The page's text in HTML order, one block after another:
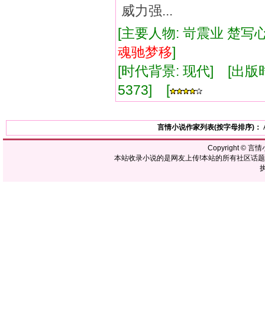
威力强...
[主要人物: 岢震业 楚
魂驰梦移]
[时代背景: 现代] [出
5373] [
言情小说作家列表(按字母排序)：
Copyright © 言情
本站收录小说的是网友上传!本站的所有社区话